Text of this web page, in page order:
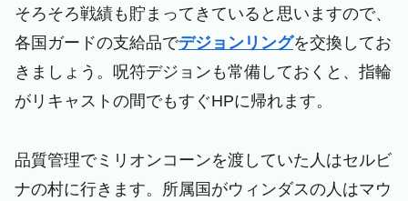
そろそろ戦績も貯まってきていると思いますので、
各国ガードの支給品でデジョンリングを交換してお
きましょう。呪符デジョンも常備しておくと、指輪
がリキャストの間でもすぐHPに帰れます。
品質管理でミリオンコーンを渡していた人はセルビ
ナの村に行きます。所属国がウィンダスの人はマウ